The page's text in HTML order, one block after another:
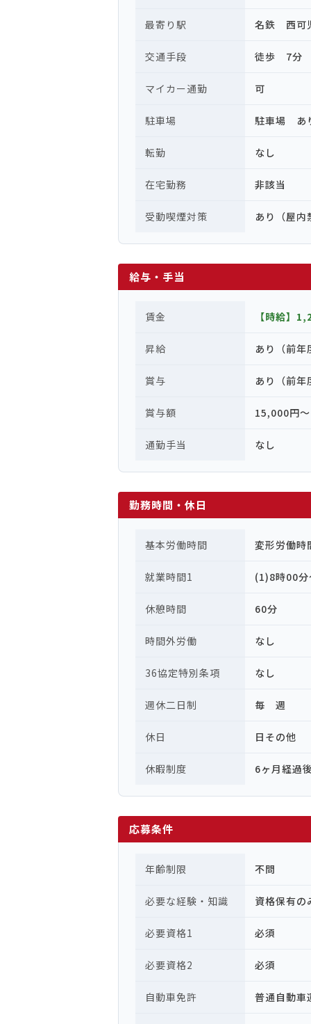
最寄り駅 名鉄 西可
交通手段 徒歩 7分
マイカー通勤 可
駐車場 駐車場 あ
転勤 なし
在宅勤務 非該当
受動喫煙対策 あり（屋内
給与・手当
賃金 【時給】
昇給 あり（前
賞与 あり（前
賞与額 15,000円
通勤手当 なし
勤務時間・休日
基本労働時間 変形労働時
就業時間1 (1)8時00
休憩時間 60分
時間外労働 なし
36協定特別条項 なし
週休二日制 毎 週
休日 日その他
休暇制度 6ヶ月経過
応募条件
年齢制限 不問
必要な経験・知識 資格保有の
必要資格1 必須
必要資格2 必須
自動車免許 普通自動